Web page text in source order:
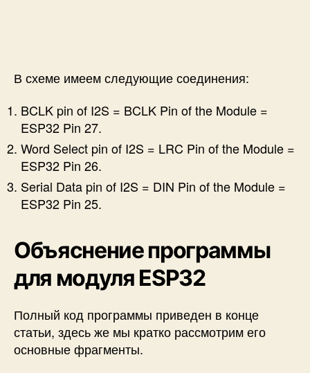
В схеме имеем следующие соединения:
BCLK pin of I2S = BCLK Pin of the Module =
ESP32 Pin 27.
Word Select pin of I2S = LRC Pin of the Module =
ESP32 Pin 26.
Serial Data pin of I2S = DIN Pin of the Module =
ESP32 Pin 25.
Объяснение программы
для модуля ESP32
Полный код программы приведен в конце
статьи, здесь же мы кратко рассмотрим его
основные фрагменты.